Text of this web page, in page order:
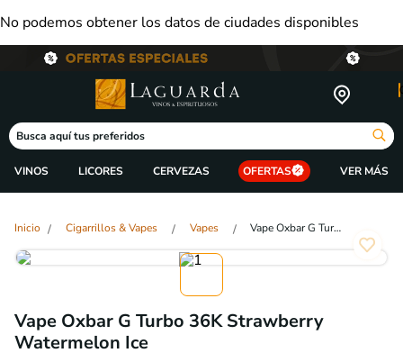
No podemos obtener los datos de ciudades disponibles
Busca aquí tus preferidos
VINOS LICORES CERVEZAS OFERTAS
Cigarrillos & Vapes Vapes Vape Oxbar G Turbo 36K Strawberry Watermelon Ice
Vape Oxbar G Turbo 36K Strawberry
Watermelon Ice